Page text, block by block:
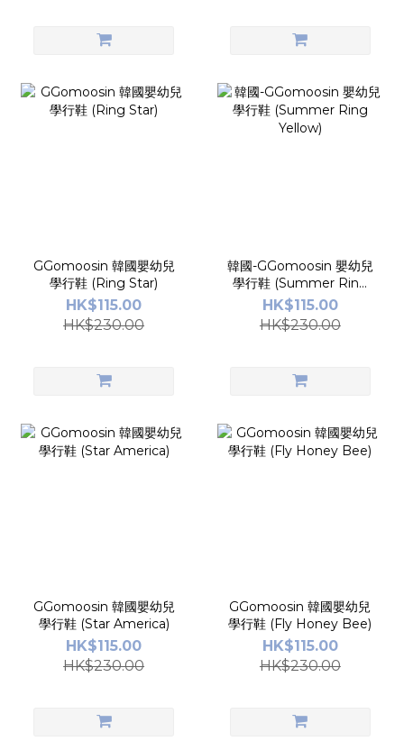
GGomoosin 韓國嬰幼兒
學行鞋 (Ring Star)
HK$115.00
HK$230.00
韓國-GGomoosin 嬰幼兒
學行鞋 (Summer Ring
Yellow)
HK$115.00
HK$230.00
GGomoosin 韓國嬰幼兒
學行鞋 (Star America)
HK$115.00
HK$230.00
GGomoosin 韓國嬰幼兒
學行鞋 (Fly Honey Bee)
HK$115.00
HK$230.00